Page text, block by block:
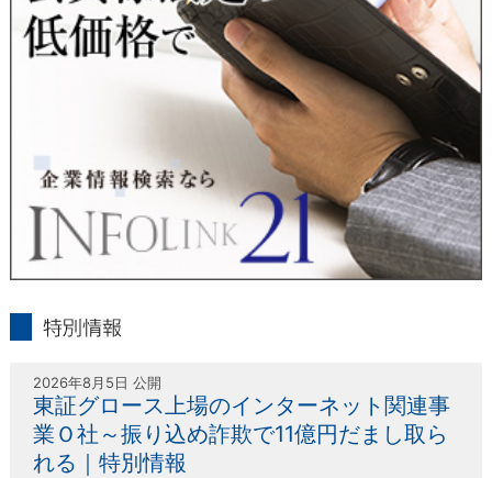
コピー）、「個人情報取扱申請書」「委任状」（代理人による
申請の場合のみ必要となります）を当社宛にお送り下さい。
＜個人情報保護に関するお問合せ・相談窓口＞
〒802-0004 北九州市小倉北区鍛冶町2丁目5-11（第一東経ビ
フリーダイヤル 0120-55-9986
受付時間 平日9：00～17：00
2026年8月5日 公開
東証グロース上場のインターネット関連事
業Ｏ社～振り込め詐欺で11億円だまし取ら
れる｜特別情報